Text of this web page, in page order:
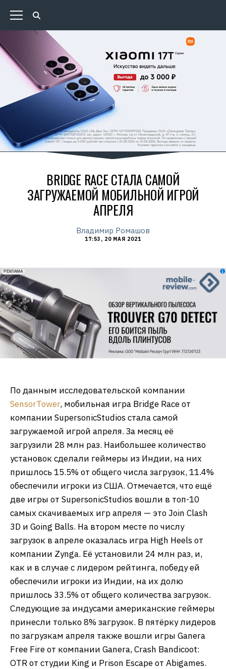
BRIDGE RACE СТАЛА САМОЙ
ЗАГРУЖАЕМОЙ МОБИЛЬНОЙ ИГРОЙ
АПРЕЛЯ
Владимир Ромашов
17:53, 20 МАЯ 2021
erid: 2VfnxxmNzs5
РЕКЛАМА
По данным исследовательской компании
SensorTower, мобильная игра Bridge Race от
компании SupersonicStudios стала самой
загружаемой игрой апреля. За месяц её
загрузили 28 млн раз. Наибольшее количество
установок сделали геймеры из Индии, на них
пришлось 15.5% от общего числа загрузок, 11.4%
обеспечили игроки из США. Отмечается, что ещё
две игры от SupersonicStudios вошли в топ-10
самых скачиваемых игр апреля — это Join Clash
3D и Going Balls. На втором месте по числу
загрузок в апреле оказалась игра High Heels от
компании Zynga. Её установили 24 млн раз, и,
как и в случае с лидером рейтинга, победу ей
обеспечили игроки из Индии, на их долю
пришлось 33.5% от общего количества загрузок.
Следующие за индусами американские геймеры
принесли только 8% загрузок. В пятёрку лидеров
по загрузкам апреля также вошли игры Ganera
Free Fire от компании Ganera, Crash Bandicoot:
OTR от студии King и Prison Escape от Abigames.